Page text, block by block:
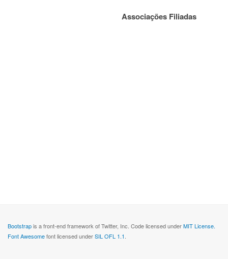
Associações Filiadas
Bootstrapis a front-end framework of Twitter, Inc. Code licensed underMIT License.
Font Awesomefont licensed underSIL OFL 1.1